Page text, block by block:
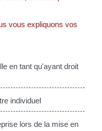
vous expliquons vos
en tant qu'ayant droit
individuel
lors de la mise en